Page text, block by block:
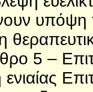
υπόψη
5 –